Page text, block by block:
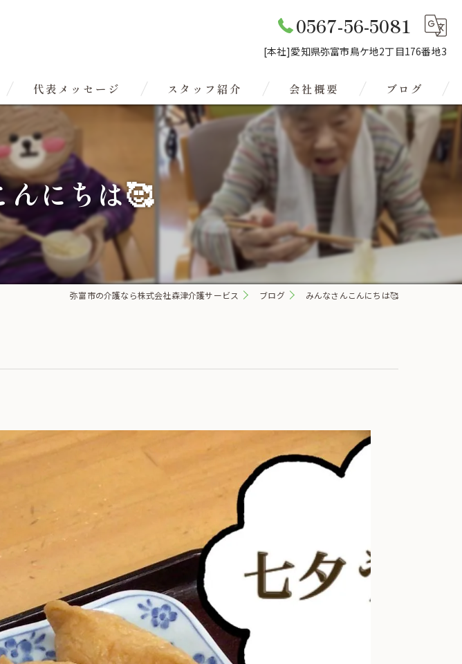
0567-56-5081
[本社]愛知県弥富市鳥ケ地2丁目176番地3
代表メッセージ スタッフ紹介 会社概要
グループホーム森津
グループホーム 森津の里
ブログ
んにちは🥰
弥富市の介護なら株式会社森津介護サービス ブログ みんなさんこんにちは🥰